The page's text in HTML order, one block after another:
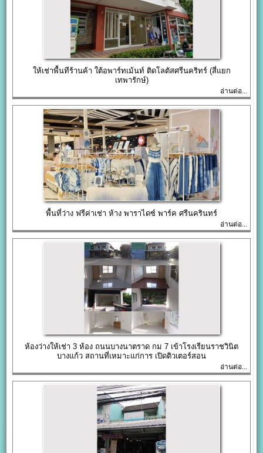
ให้เช่าพื้นทีร้านค้า ใต้อพาร์ทเม้นท์ ติดโลตัสศรีนคริทร์ (สี่แยก
เทพารักษ์)
อ่านต่อ...
พื้นที่ว่าง ฟรีค่าเช่า ห้าง พาราไดซ์ พาร์ค ศรีนครินทร์
อ่านต่อ...
ห้องว่างให้เช่า 3 ห้อง ถนนบางนาตราด กม 7 เข้าโรงเรียนราชวินิต
บางแก้ว สถานที่เหมาะแก่การ เปิดติวเตอร์สอน
อ่านต่อ...